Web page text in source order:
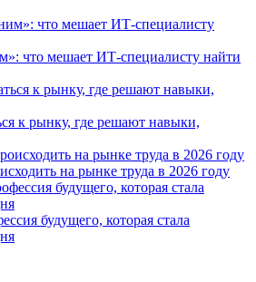
что мешает ИТ-специалисту найти
к рынку, где решают навыки,
на рынке труда в 2026 году
будущего, которая стала